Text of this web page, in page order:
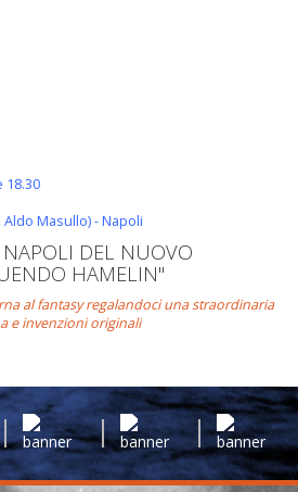
18.30
Masullo) - Napoli
NAPOLI DEL NUOVO
HAMELIN"
al fantasy regalandoci una straordinaria
e invenzioni originali